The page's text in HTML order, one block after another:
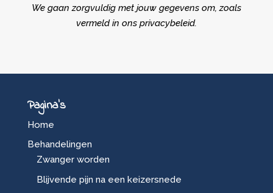
We gaan zorgvuldig met jouw gegevens om, zoals
vermeld in ons privacybeleid.
Pagina’s
Home
Behandelingen
Zwanger worden
Blijvende pijn na een keizersnede